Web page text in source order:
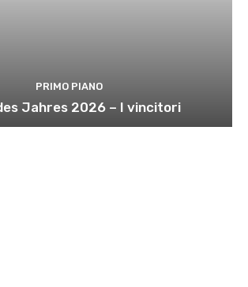
PRIMO PIANO
Jahres 2026 – I vincitori